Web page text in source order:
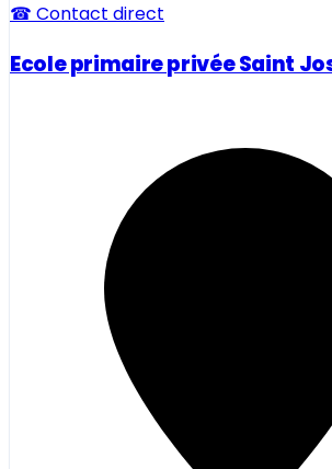
☎ Contact direct
Ecole primaire privée Saint